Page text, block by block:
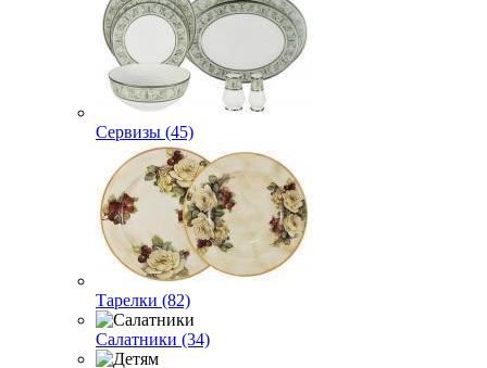
Сервизы (45)
Тарелки (82)
Салатники (34)